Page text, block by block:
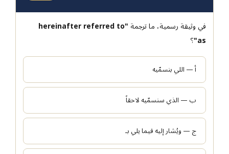
في وثيقة رسمية، ما ترجمة "hereinafter referred to
as" ؟
أ — اللي بنسمّيه
ب — الذي سنسمّيه لاحقاً
ج — ويُشار إليه فيما يلي بـ